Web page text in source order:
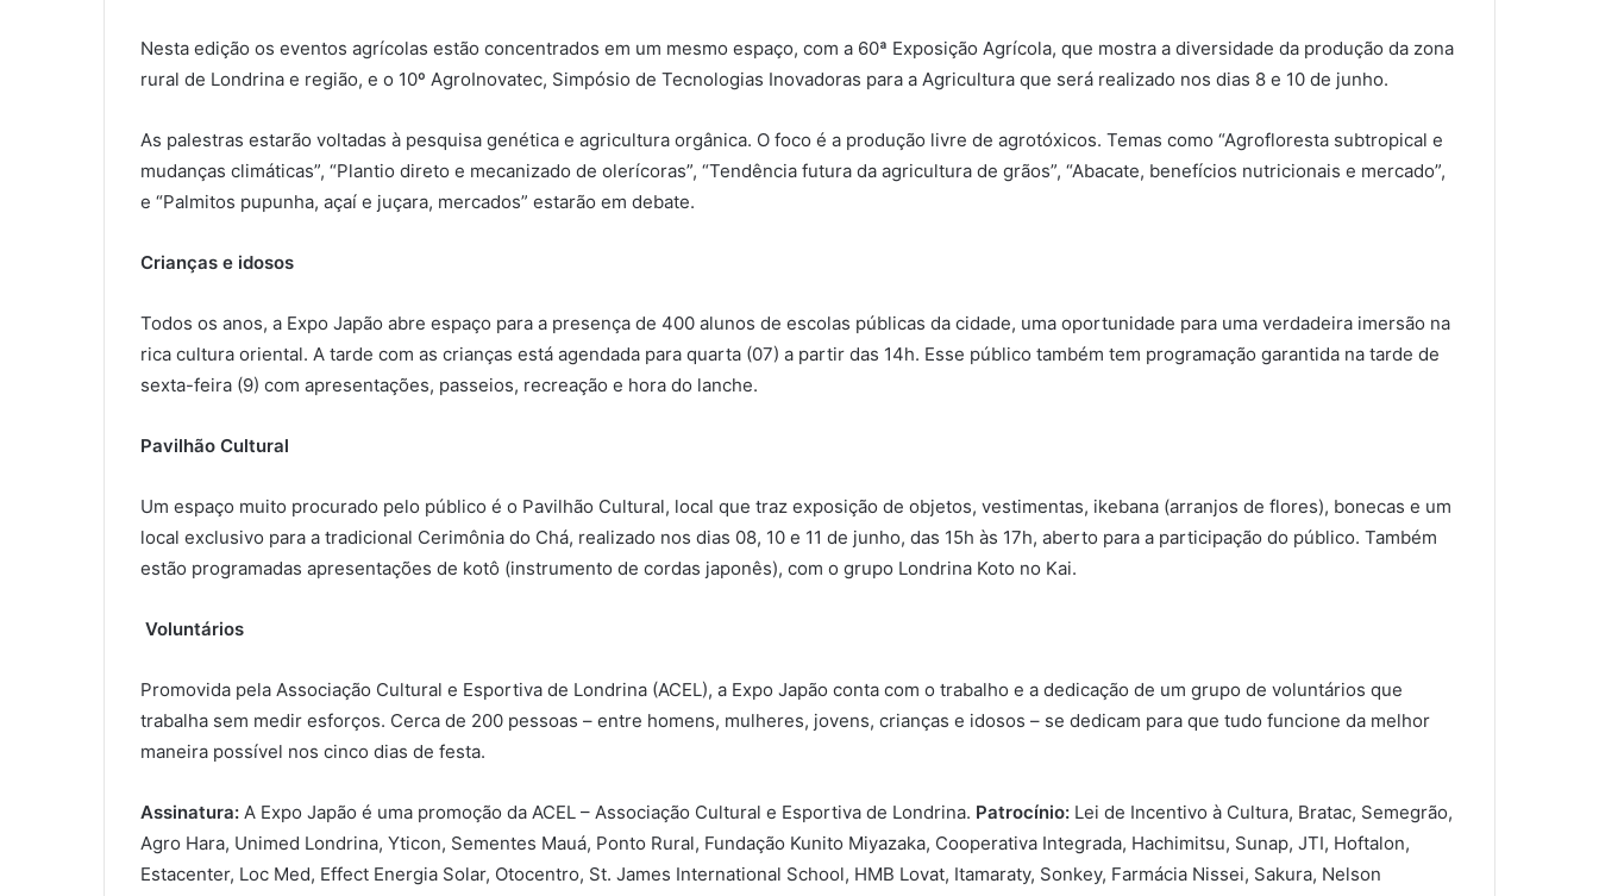
Nesta edição os eventos agrícolas estão concentrados em um mesmo espaço, com a 60ª Exposição Agrícola, que mostra a diversidade da produção da zona
rural de Londrina e região, e o 10º AgroInovatec, Simpósio de Tecnologias Inovadoras para a Agricultura que será realizado nos dias 8 e 10 de junho.
As palestras estarão voltadas à pesquisa genética e agricultura orgânica. O foco é a produção livre de agrotóxicos. Temas como “Agrofloresta subtropical e
mudanças climáticas”, “Plantio direto e mecanizado de olerícoras”, “Tendência futura da agricultura de grãos”, “Abacate, benefícios nutricionais e mercado”,
e “Palmitos pupunha, açaí e juçara, mercados” estarão em debate.
Crianças e idosos
Todos os anos, a Expo Japão abre espaço para a presença de 400 alunos de escolas públicas da cidade, uma oportunidade para uma verdadeira imersão na
rica cultura oriental. A tarde com as crianças está agendada para quarta (07) a partir das 14h. Esse público também tem programação garantida na tarde de
sexta-feira (9) com apresentações, passeios, recreação e hora do lanche.
Pavilhão Cultural
Um espaço muito procurado pelo público é o Pavilhão Cultural, local que traz exposição de objetos, vestimentas, ikebana (arranjos de flores), bonecas e um
local exclusivo para a tradicional Cerimônia do Chá, realizado nos dias 08, 10 e 11 de junho, das 15h às 17h, aberto para a participação do público. Também
estão programadas apresentações de kotô (instrumento de cordas japonês), com o grupo Londrina Koto no Kai.
Voluntários
Promovida pela Associação Cultural e Esportiva de Londrina (ACEL), a Expo Japão conta com o trabalho e a dedicação de um grupo de voluntários que
trabalha sem medir esforços. Cerca de 200 pessoas – entre homens, mulheres, jovens, crianças e idosos – se dedicam para que tudo funcione da melhor
maneira possível nos cinco dias de festa.
Assinatura: A Expo Japão é uma promoção da ACEL – Associação Cultural e Esportiva de Londrina. Patrocínio: Lei de Incentivo à Cultura, Bratac, Semegrão,
Agro Hara, Unimed Londrina, Yticon, Sementes Mauá, Ponto Rural, Fundação Kunito Miyazaka, Cooperativa Integrada, Hachimitsu, Sunap, JTI, Hoftalon,
Estacenter, Loc Med, Effect Energia Solar, Otocentro, St. James International School, HMB Lovat, Itamaraty, Sonkey, Farmácia Nissei, Sakura, Nelson